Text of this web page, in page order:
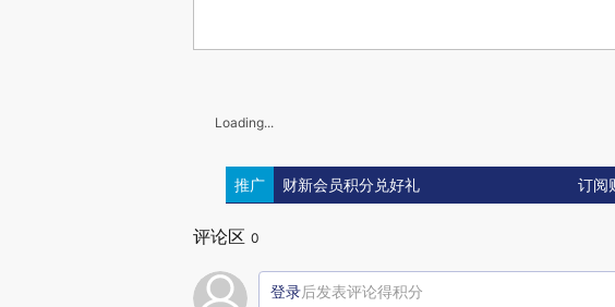
Loading...
推广 财新会员积分兑好礼 订阅
评论区 0
登录后发表评论得积分